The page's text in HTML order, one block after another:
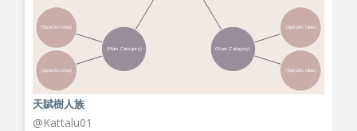
天賦樹人族
@Kattalu01